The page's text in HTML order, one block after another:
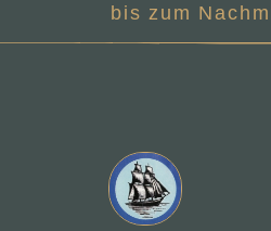
bis zum